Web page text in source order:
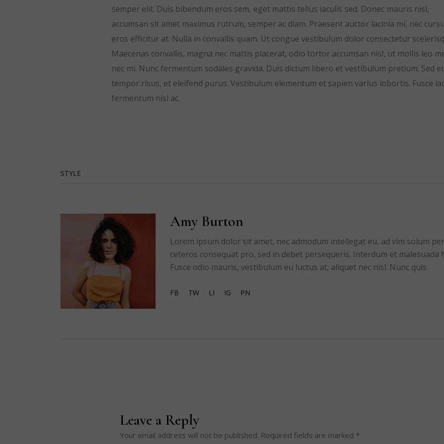
semper elit. Duis bibendum eros sem, eget mattis tellus iaculis sed. Donec mauris nisl,
accumsan sit amet maximus rutrum, semper ac diam. Praesent auctor lacinia mi, nec
eros efficitur at. Nulla in convallis quam. Ut congue vestibulum dolor consectetur
Maecenas convallis, magna nec mattis placerat, odio tortor accumsan nisl, ut mollis leo
nec mi. Nunc fermentum sodales gravida. Duis dictum libero et vestibulum pretium. Sed
tempor risus, et eleifend purus. Vestibulum elementum et sapien varius lobortis. Fusce
fermentum nisl ac.
STYLE
Amy Burton
Lorem ipsum dolor sit amet, nec admodum intellegat eu, ad vim solum
ceteros consequat pro, sed in debet persequeris. Interdum et malesuada
Fusce odio mauris, vestibulum eu luctus at, aliquet nec nisl. Nunc quis.
FB TW LI IG PN
Leave a Reply
Your email address will not be published. Required fields are marked *